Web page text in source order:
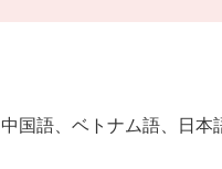
国語、ベトナム語、日本